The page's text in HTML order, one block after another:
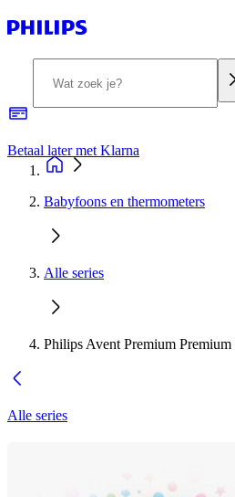
Betaal later met Klarna
Babyfoons en thermometers
Alle series
Philips Avent Premium
Alle series